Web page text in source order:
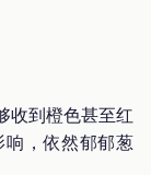
收到橙色甚至红
，依然郁郁葱